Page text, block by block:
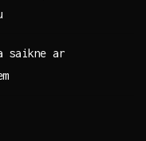
saikne ar